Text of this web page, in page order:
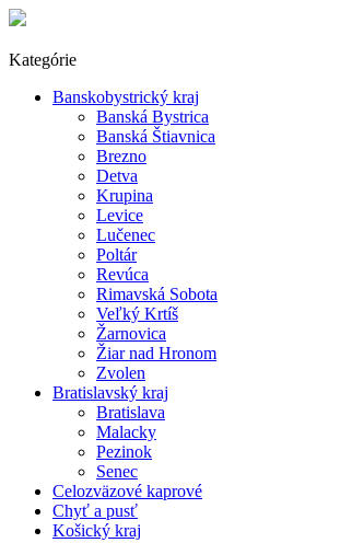
Kategórie
Banskobystrický kraj
Banská Bystrica
Banská Štiavnica
Brezno
Detva
Krupina
Levice
Lučenec
Poltár
Revúca
Rimavská Sobota
Veľký Krtíš
Žarnovica
Žiar nad Hronom
Zvolen
Bratislavský kraj
Bratislava
Malacky
Pezinok
Senec
Celozväzové kaprové
Chyť a pusť
Košický kraj